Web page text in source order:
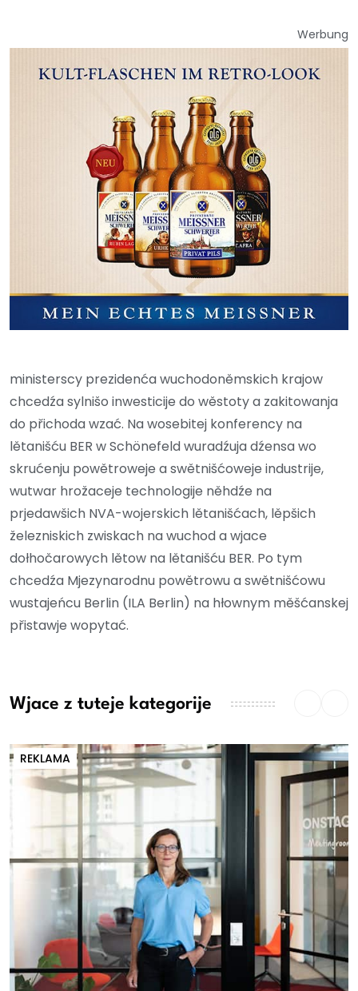
Werbung
ministerscy prezidenća wuchodoněmskich krajow
chcedźa sylnišo inwesticije do wěstoty a zakitowanja
do přichoda wzać. Na wosebitej konferency na
lětanišću BER w Schönefeld wuradźuja dźensa wo
skrućenju powětroweje a swětnišćoweje industrije,
wutwar hrožaceje technologije něhdźe na
prjedawšich NVA-wojerskich lětanišćach, lěpšich
železniskich zwiskach na wuchod a wjace
dołhočarowych lětow na lětanišću BER. Po tym
chcedźa Mjezynarodnu powětrowu a swětnišćowu
wustajeńcu Berlin (ILA Berlin) na hłownym měšćanskej
přistawje wopytać.
Wjace z tuteje kategorije
REKLAMA